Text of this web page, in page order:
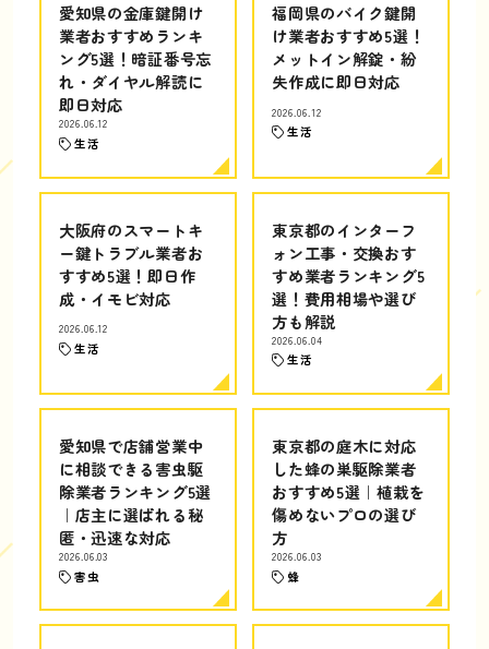
愛知県の金庫鍵開け
業者おすすめランキ
ング5選！暗証番号忘
れ・ダイヤル解読に
即日対応
2026.06.12
生活
福岡県のバイク鍵開
け業者おすすめ5選！
メットイン解錠・紛
失作成に即日対応
2026.06.12
生活
大阪府のスマートキ
ー鍵トラブル業者お
すすめ5選！即日作
成・イモビ対応
2026.06.12
生活
東京都のインターフ
ォン工事・交換おす
すめ業者ランキング5
選！費用相場や選び
方も解説
2026.06.04
生活
愛知県で店舗営業中
に相談できる害虫駆
除業者ランキング5選
｜店主に選ばれる秘
匿・迅速な対応
2026.06.03
害虫
東京都の庭木に対応
した蜂の巣駆除業者
おすすめ5選｜植栽を
傷めないプロの選び
方
2026.06.03
蜂